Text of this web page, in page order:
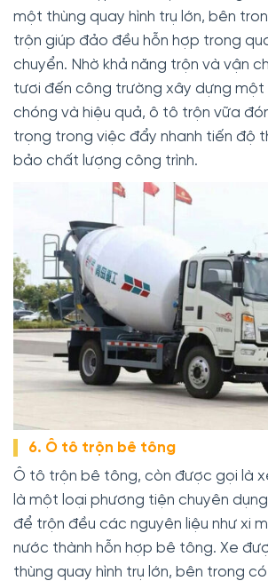
một thùng quay hình trụ lớn, bên
trộn giúp đảo đều hỗn hợp trong
chuyển. Nhờ khả năng trộn và vận
tươi đến công trường xây dựng một
chóng và hiệu quả, ô tô trộn vữa
trọng trong việc đẩy nhanh tiến độ
bảo chất lượng công trình.
6. Ô tô trộn bê tông
Ô tô trộn bê tông, còn được gọi là
là một loại phương tiện chuyên
để trộn đều các nguyên liệu như xi
nước thành hỗn hợp bê tông. Xe
thùng quay hình trụ lớn, bên trong